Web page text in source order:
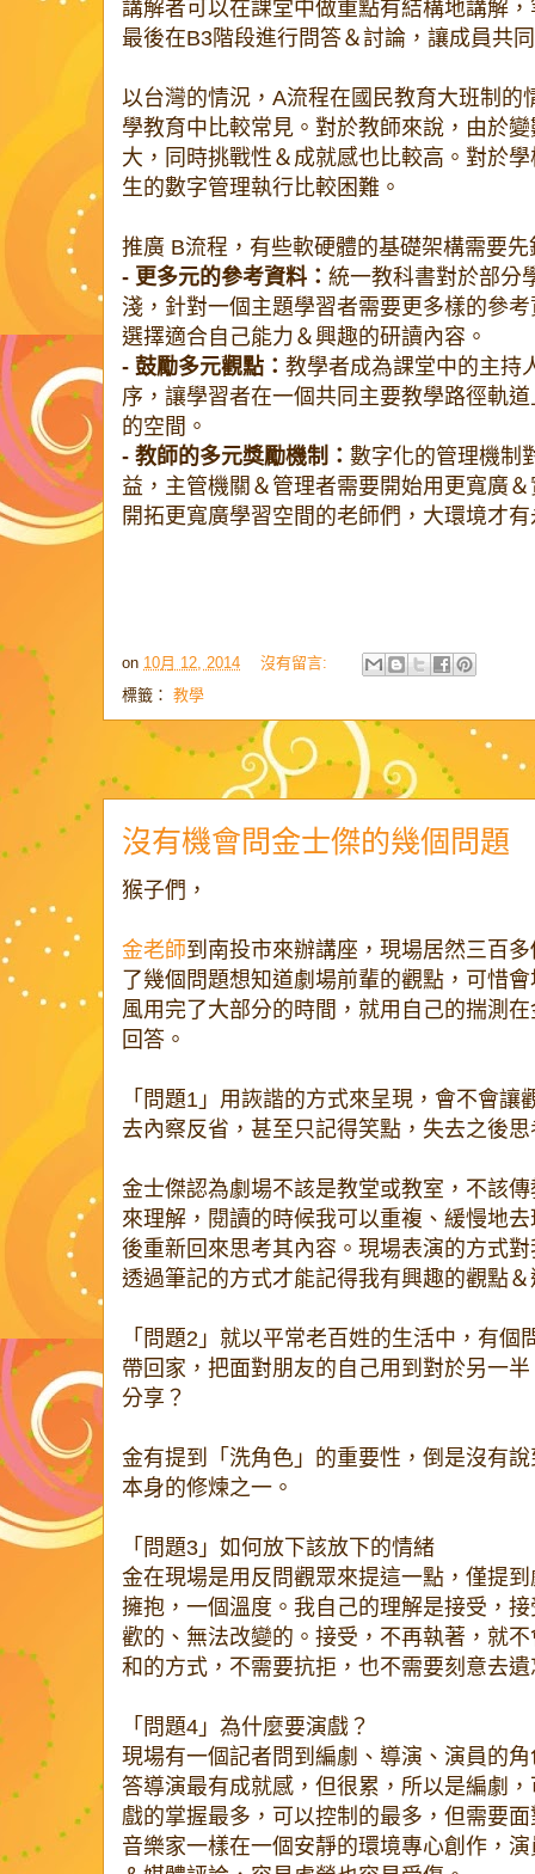
講解者可以在課堂中做重點有結構地講解
最後在B3階段進行問答＆討論，讓成員共
以台灣的情況，A流程在國民教育大班制的
學教育中比較常見。對於教師來說，由於
大，同時挑戰性＆成就感也比較高。對於
生的數字管理執行比較困難。
推廣 B流程，有些軟硬體的基礎架構需要先
- 更多元的參考資料： 統一教科書對於部分
淺，針對一個主題學習者需要更多樣的參
選擇適合自己能力＆興趣的研讀內容。
- 鼓勵多元觀點： 教學者成為課堂中的主持
序，讓學習者在一個共同主要教學路徑軌
的空間。
- 教師的多元獎勵機制： 數字化的管理機制
益，主管機關＆管理者需要開始用更寬廣
開拓更寬廣學習空間的老師們，大環境才
on 10月 12, 2014
沒有留言:
標籤： 教學
沒有機會問金士傑的幾個問題
猴子們，
金老師到南投市來辦講座，現場居然三百
了幾個問題想知道劇場前輩的觀點，可惜
風用完了大部分的時間，就用自己的揣測
回答。
「問題1」用詼諧的方式來呈現，會不會
去內察反省，甚至只記得笑點，失去之後
金士傑認為劇場不該是教堂或教室，不該
來理解，閱讀的時候我可以重複、緩慢地
後重新回來思考其內容。現場表演的方式
透過筆記的方式才能記得我有興趣的觀點
「問題2」就以平常老百姓的生活中，有
帶回家，把面對朋友的自己用到對於另一
分享？
金有提到「洗角色」的重要性，倒是沒有
本身的修煉之一。
「問題3」如何放下該放下的情緒
金在現場是用反問觀眾來提這一點，僅提
擁抱，一個溫度。我自己的理解是接受，
歡的、無法改變的。接受，不再執著，就
和的方式，不需要抗拒，也不需要刻意去遺
「問題4」為什麼要演戲？
現場有一個記者問到編劇、導演、演員的
答導演最有成就感，但很累，所以是編劇
戲的掌握最多，可以控制的最多，但需要
音樂家一樣在一個安靜的環境專心創作，